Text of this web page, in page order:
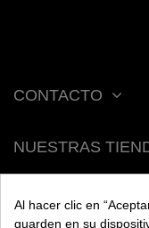
CONTACTO
NUESTRAS
ACERCA DE
Al hacer clic en
guarden en su